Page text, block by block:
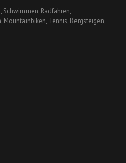
Schwimmen, Radfahren,
Mountainbiken, Tennis, Bergsteigen,